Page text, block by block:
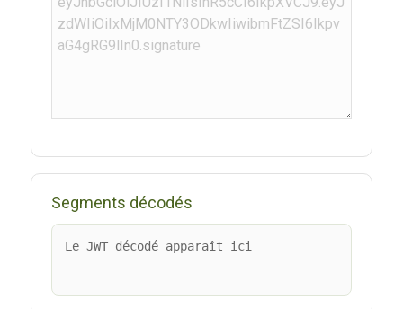
Segments décodés
Le JWT décodé apparaît ici